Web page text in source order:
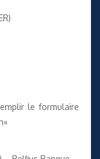
le formulaire
«